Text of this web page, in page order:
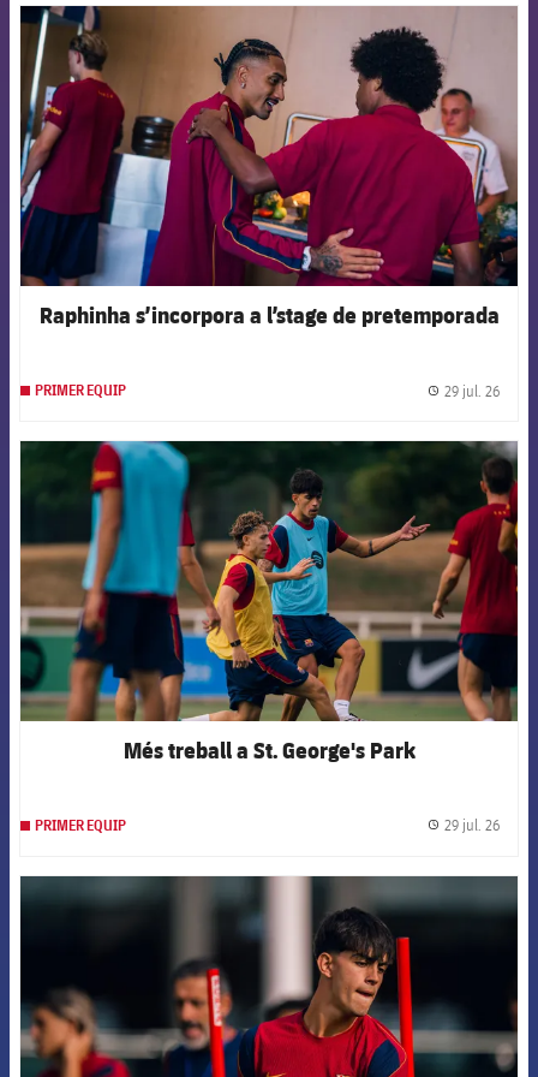
Raphinha s’incorpora a l’stage de pretemporada
PRIMER EQUIP 29 jul. 26
FCB Barcelona badge
Més treball a St. George's Park
PRIMER EQUIP 29 jul. 26